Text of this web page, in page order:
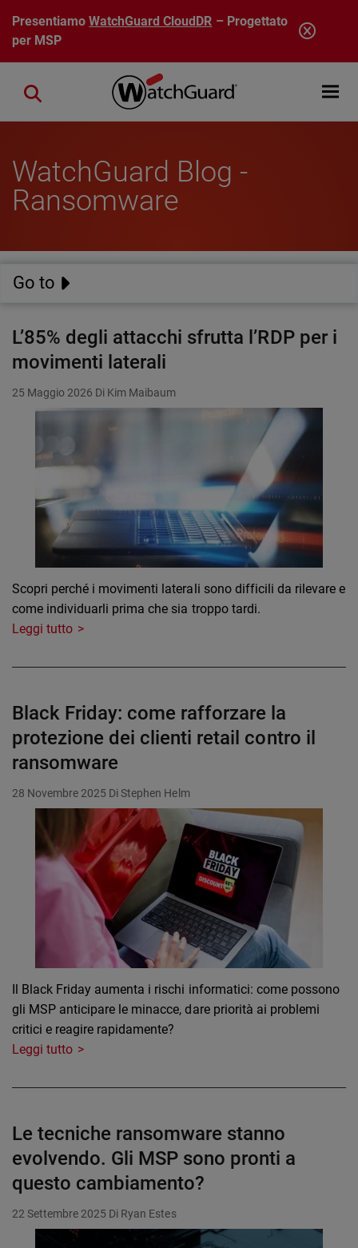
Salta al contenuto principale
PresentiamoWatchGuard CloudDR – Progettato
per MSP
Open
Close search
WatchGuard Blog -
Ransomware
Go to
L’85% degli attacchi sfrutta l’RDP per i
movimenti laterali
25 Maggio 2026 Di Kim Maibaum
Scopri perché i movimenti laterali sono difficili da rilevare e
come individuarli prima che sia troppo tardi.
Leggi tutto
Black Friday: come rafforzare la
protezione dei clienti retail contro il
ransomware
28 Novembre 2025 Di Stephen Helm
Il Black Friday aumenta i rischi informatici: come possono
gli MSP anticipare le minacce, dare priorità ai problemi
critici e reagire rapidamente?
Leggi tutto
Le tecniche ransomware stanno
evolvendo. Gli MSP sono pronti a
questo cambiamento?
22 Settembre 2025 Di Ryan Estes